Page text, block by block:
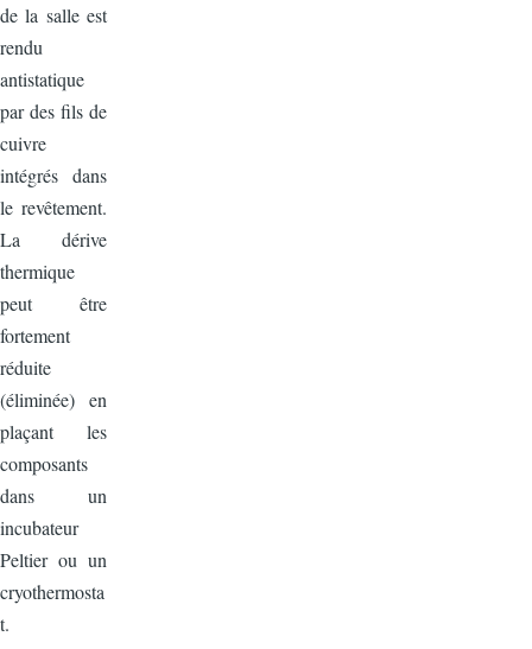
de la salle est
rendu
antistatique
par des fils de
cuivre
intégrés dans
le revêtement.
La dérive
thermique
peut être
fortement
réduite
(éliminée) en
plaçant les
composants
dans un
incubateur
Peltier ou un
cryothermosta
t.